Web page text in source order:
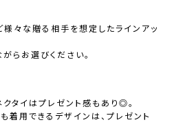
様々な贈る相手を想定したラインアッ
らお選びください。
タイはプレゼント感もあり◎。
着用できるデザインは、プレゼント